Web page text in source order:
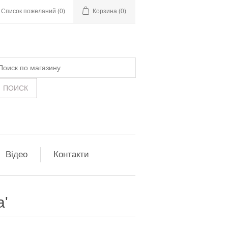
Список пожеланий (0) Корзина (0)
Відео Контакти